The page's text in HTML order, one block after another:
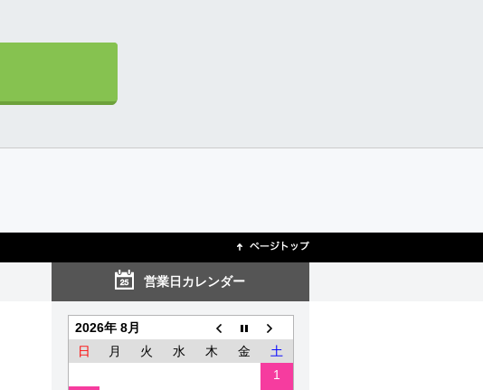
営業日カレンダー
2026年 8月
日
月 火 水 木 金
土
1